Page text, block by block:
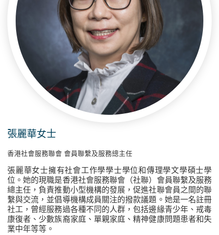
張麗華女士
香港社會服務聯會 會員聯繫及服務總主任
張麗華女士擁有社會工作學學士學位和傳理學文學碩士學
位。她的現職是香港社會服務聯會（社聯）會員聯繫及服務
總主任，負責推動小型機構的發展，促進社聯會員之間的聯
繫與交流，並倡導機構成員關注的撥款議題。她是一名註冊
社工，曾經服務過各種不同的人群，包括邊緣青少年、戒毒
康復者、少數族裔家庭、單親家庭、精神健康問題患者和失
業中年等等。